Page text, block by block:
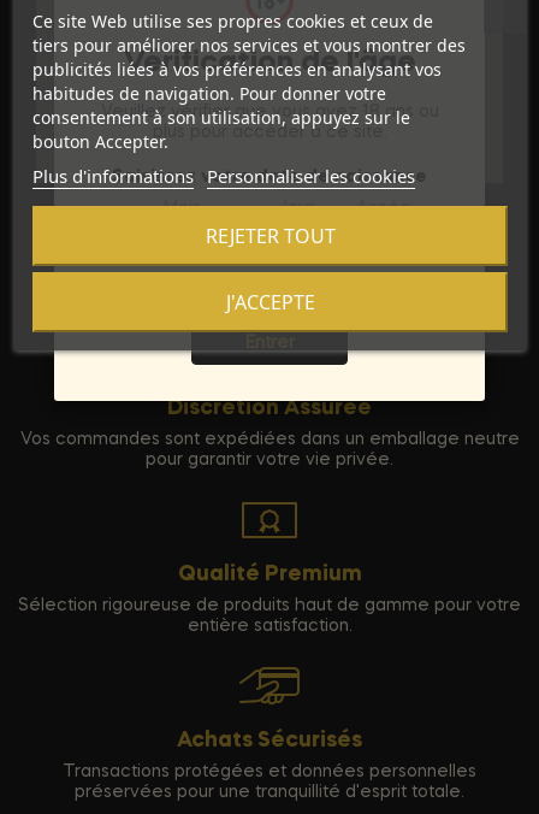
Marque EROS CLASSIC LINE
Référence D-201265
Références spécifiques
Discrétion Assurée
Vos commandes sont expédiées dans un emballage neutre
pour garantir votre vie privée.
Qualité Premium
Sélection rigoureuse de produits haut de gamme pour votre
entière satisfaction.
Achats Sécurisés
Transactions protégées et données personnelles
préservées pour une tranquillité d'esprit totale.
Ce site Web utilise ses propres cookies et ceux de
tiers pour améliorer nos services et vous montrer des
publicités liées à vos préférences en analysant vos
habitudes de navigation. Pour donner votre
consentement à son utilisation, appuyez sur le
bouton Accepter.
Plus d'informations Personnaliser les cookies
REJETER TOUT
J'ACCEPTE
Vérification de l'âge
Veuillez vérifier que vous avez 18 ans ou
plus pour accéder à ce site.
Saisissez votre date de naissance
Mois
Jour Année
Sortie